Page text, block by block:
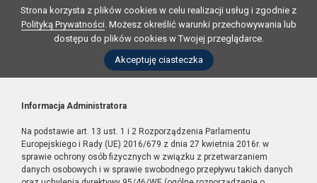
Strona korzysta z plików cookies w celu realizacji usług i zgodnie z
Polityką Prywatności. Możesz określić warunki przechowywania lub
dostępu do plików cookies w Twojej przeglądarce.
Akceptuję ciasteczka
Informacja Administratora
Na podstawie art. 13 ust. 1 i 2 Rozporządzenia Parlamentu
Europejskiego i Rady (UE) 2016/679 z dnia 27 kwietnia 2016r. w
sprawie ochrony osób fizycznych w związku z przetwarzaniem
danych osobowych i w sprawie swobodnego przepływu takich danych